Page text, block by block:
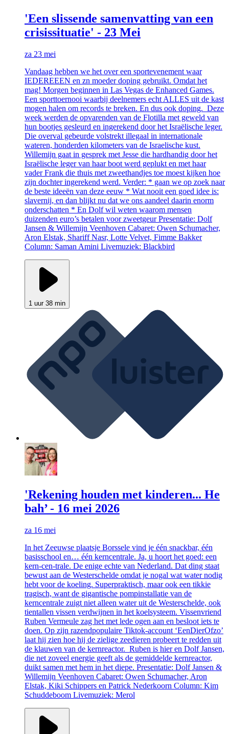
'Een slissende samenvatting van een
crisissituatie' - 23 Mei
za 23 mei
Vandaag hebben we het over een sportevenement waar
IEDEREEEN en zn moeder doping gebruikt. Omdat het
mag! Morgen beginnen in Las Vegas de Enhanced Games.
Een sporttoernooi waarbij deelnemers echt ALLES uit de kast
mogen halen om records te breken. En dus ook doping. Deze
week werden de opvarenden van de Flotilla met geweld van
hun bootjes gesleurd en ingerekend door het Israëlische leger.
Die overval gebeurde volstrekt illegaal in internationale
wateren, honderden kilometers van de Israelische kust.
Willemijn gaat in gesprek met Jesse die hardhandig door het
Israëlische leger van haar boot werd geplukt en met haar
vader Frank die thuis met zweethandjes toe moest kijken hoe
zijn dochter ingerekend werd. Verder: * gaan we op zoek naar
de beste ideeën van deze eeuw * Wat nooit een goed idee is:
slavernij, en dan blijkt nu dat we ons aandeel daarin enorm
onderschatten * En Dolf wil weten waarom mensen
duizenden euro’s betalen voor zweetgeur Presentatie: Dolf
Jansen & Willemijn Veenhoven Cabaret: Owen Schumacher,
Aron Elstak, Shariff Nasr, Lotte Velvet, Fimme Bakker
Column: Saman Amini Livemuziek: Blackbird
1 uur 38 min
'Rekening houden met kinderen... He
bah’ - 16 mei 2026
za 16 mei
In het Zeeuwse plaatsje Borssele vind je één snackbar, één
basisschool en… één kerncentrale. Ja, u hoort het goed: een
kern-cen-trale. De enige echte van Nederland. Dat ding staat
bewust aan de Westerschelde omdat je nogal wat water nodig
hebt voor de koeling. Superpraktisch, maar ook een tikkie
tragisch, want de gigantische pompinstallatie van de
kerncentrale zuigt niet alleen water uit de Westerschelde, ook
tientallen vissen verdwijnen in het koelsysteem. Vissenvriend
Ruben Vermeule zag het met lede ogen aan en besloot iets te
doen. Op zijn razendpopulaire Tiktok-account ‘EenDierOfzo’
laat hij zien hoe hij de zielige zeedieren probeert te redden uit
de klauwen van de kernreactor. Ruben is hier en Dolf Jansen,
die net zoveel energie geeft als de gemiddelde kernreactor,
duikt samen met hem in het diepe. Presentatie: Dolf Jansen &
Willemijn Veenhoven Cabaret: Owen Schumacher, Aron
Elstak, Kiki Schippers en Patrick Nederkoorn Column: Kim
Schuddeboom Livemuziek: Merol